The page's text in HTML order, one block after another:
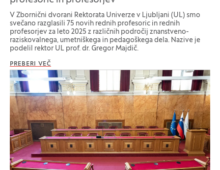
V Zbornični dvorani Rektorata Univerze v Ljubljani (UL) smo
svečano razglasili 75 novih rednih profesoric in rednih
profesorjev za leto 2025 z različnih področij znanstveno-
raziskovalnega, umetniškega in pedagoškega dela. Nazive je
podelil rektor UL prof. dr. Gregor Majdič.
PREBERI VEČ